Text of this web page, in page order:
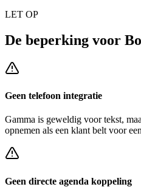
LET OP
De beperking voor
Geen telefoon integratie
Gamma is geweldig voor tekst,
opnemen als een klant belt voor
Geen directe agenda koppeling